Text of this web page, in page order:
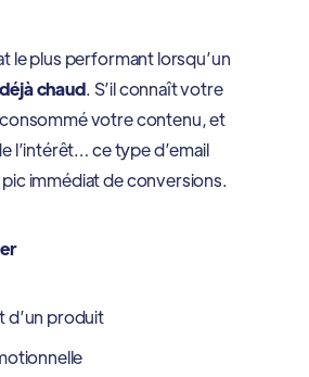
le plus performant lorsqu’un
déjà chaud. S’il connaît votre
consommé votre contenu, et
l’intérêt… ce type d’email
immédiat de conversions.
d’un produit